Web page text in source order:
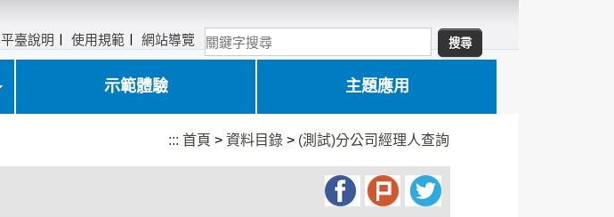
平臺說明 〡使用規範 〡網站導覽
示範體驗 主題應用
::: 首頁 >資料目錄 > (測試)分公司經理人查詢